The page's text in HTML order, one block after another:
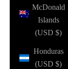
McDonald
Islands
(USD $)
Honduras
(USD $)